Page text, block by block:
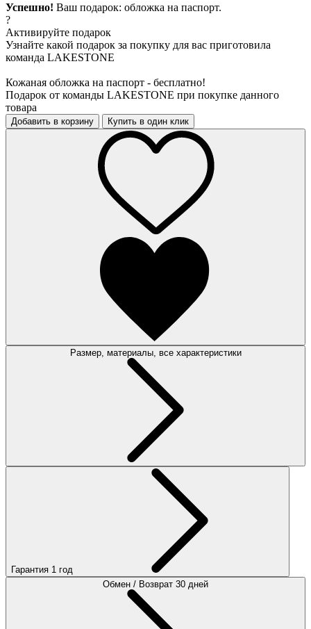
Успешно! Ваш подарок: обложка на паспорт.
?
Активируйте подарок
Узнайте какой подарок за покупку для вас приготовила
команда LAKESTONE
Кожаная обложка на паспорт - бесплатно!
Подарок от команды LAKESTONE при покупке данного
товара
Добавить в корзину Купить в один клик
Размер, материалы, все характеристики
Гарантия 1 год
Обмен / Возврат 30 дней